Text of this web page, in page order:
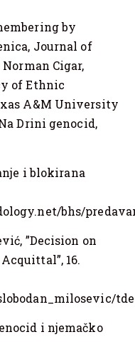
by
Journal of
Norman Cigar,
of Ethnic
A&M University
Drini genocid,
i blokirana
bhs/
”Decision on
16.
i njemačko